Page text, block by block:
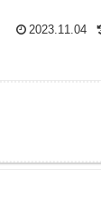
2023.11.04